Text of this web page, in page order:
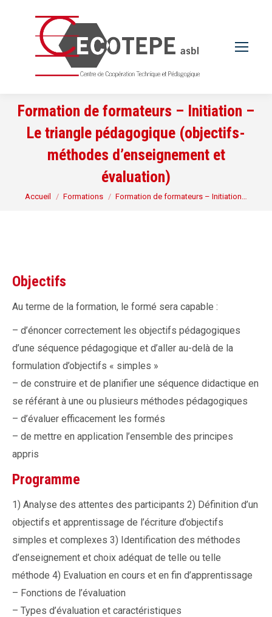
Formation de formateurs – Initiation –
Le triangle pédagogique (objectifs-
méthodes d’enseignement et
évaluation)
Vous êtes ici :
Accueil Formations Formation de formateurs – Initiation…
Objectifs
Au terme de la formation, le formé sera capable :
– d’énoncer correctement les objectifs pédagogiques
d’une séquence pédagogique et d’aller au-delà de la
formulation d’objectifs « simples »
– de construire et de planifier une séquence didactique en
se référant à une ou plusieurs méthodes pédagogiques
– d’évaluer efficacement les formés
– de mettre en application l’ensemble des principes
appris
Programme
1) Analyse des attentes des participants 2) Définition d’un
objectifs et apprentissage de l’écriture d’objectifs
simples et complexes 3) Identification des méthodes
d’enseignement et choix adéquat de telle ou telle
méthode 4) Evaluation en cours et en fin d’apprentissage
– Fonctions de l’évaluation
– Types d’évaluation et caractéristiques